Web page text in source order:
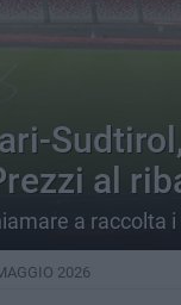
al
a raccolta
2026